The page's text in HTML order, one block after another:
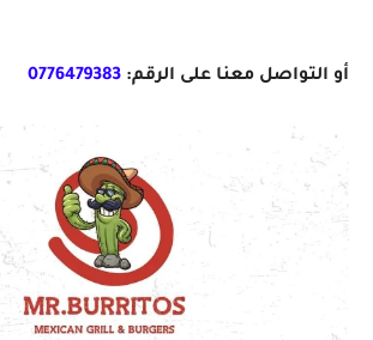
أو التواصل معنا على الرقم: ‎0776479383‏